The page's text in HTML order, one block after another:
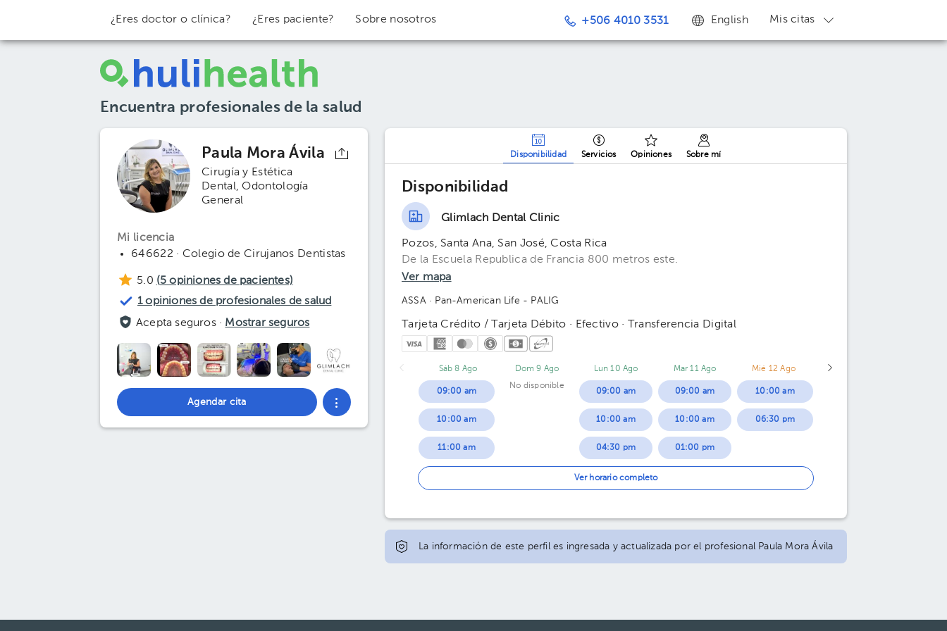
¿Eres doctor o clínica? ¿Eres paciente? Sobre nosotros +506 4010 3531 English Mis citas
Encuentra profesionales de la salud
Paula Mora Ávila
Cirugía y Estética
Dental Odontología
General
Mi licencia
646622 · Colegio de Cirujanos Dentistas
5.0 (5 opiniones de pacientes)
1 opiniones de profesionales de salud
Acepta seguros · Mostrar seguros
Agendar cita
Disponibilidad Servicios Opiniones Sobre mí
Disponibilidad
Glimlach Dental Clinic
Pozos, Santa Ana, San José, Costa Rica
De la Escuela Republica de Francia 800 metros este.
Ver mapa
ASSA· Pan-American Life - PALIG
Tarjeta Crédito / Tarjeta Débito · Efectivo · Transferencia Digital
Sáb 8 Ago
09:00 am
10:00 am
11:00 am
02:00 pm
Dom 9 Ago
No disponible
Lun 10 Ago
09:00 am
10:00 am
04:30 pm
05:30 pm
Mar 11 Ago
09:00 am
10:00 am
01:00 pm
04:00 pm
Mié 12 Ago
10:00 am
06:30 pm
Ver horario completo
La información de este perfil es ingresada y actualizada por el profesional Paula Mora Ávila